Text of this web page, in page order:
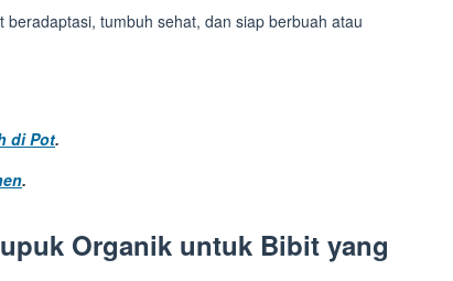
tumbuh sehat, dan siap berbuah atau
di Pot.
.
Organik untuk Bibit yang